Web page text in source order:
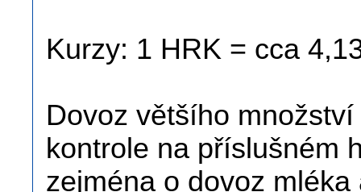
Kurzy: 1 HRK = cca
Dovoz většího
kontrole na příslušném
zejména o dovoz